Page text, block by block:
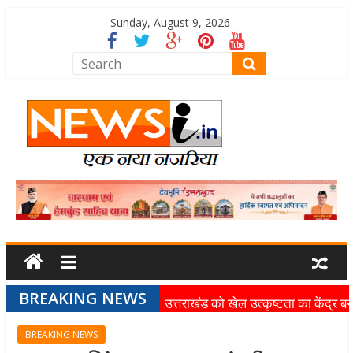
Sunday, August 9, 2026
BREAKING NEWS
उत्तराखंड को खेल उत्कृष्टता का केंद्र
स्पोर्ट्स यूनिवर्सिटी परियोजना
BREAKING NEWS